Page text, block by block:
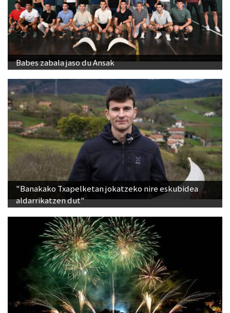
Babes zabala jaso du Ansak
"Banakako Txapelketan jokatzeko nire eskubidea
aldarrikatzen dut"